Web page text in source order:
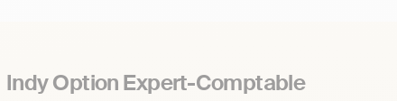
Indy Option Expert-Comptable